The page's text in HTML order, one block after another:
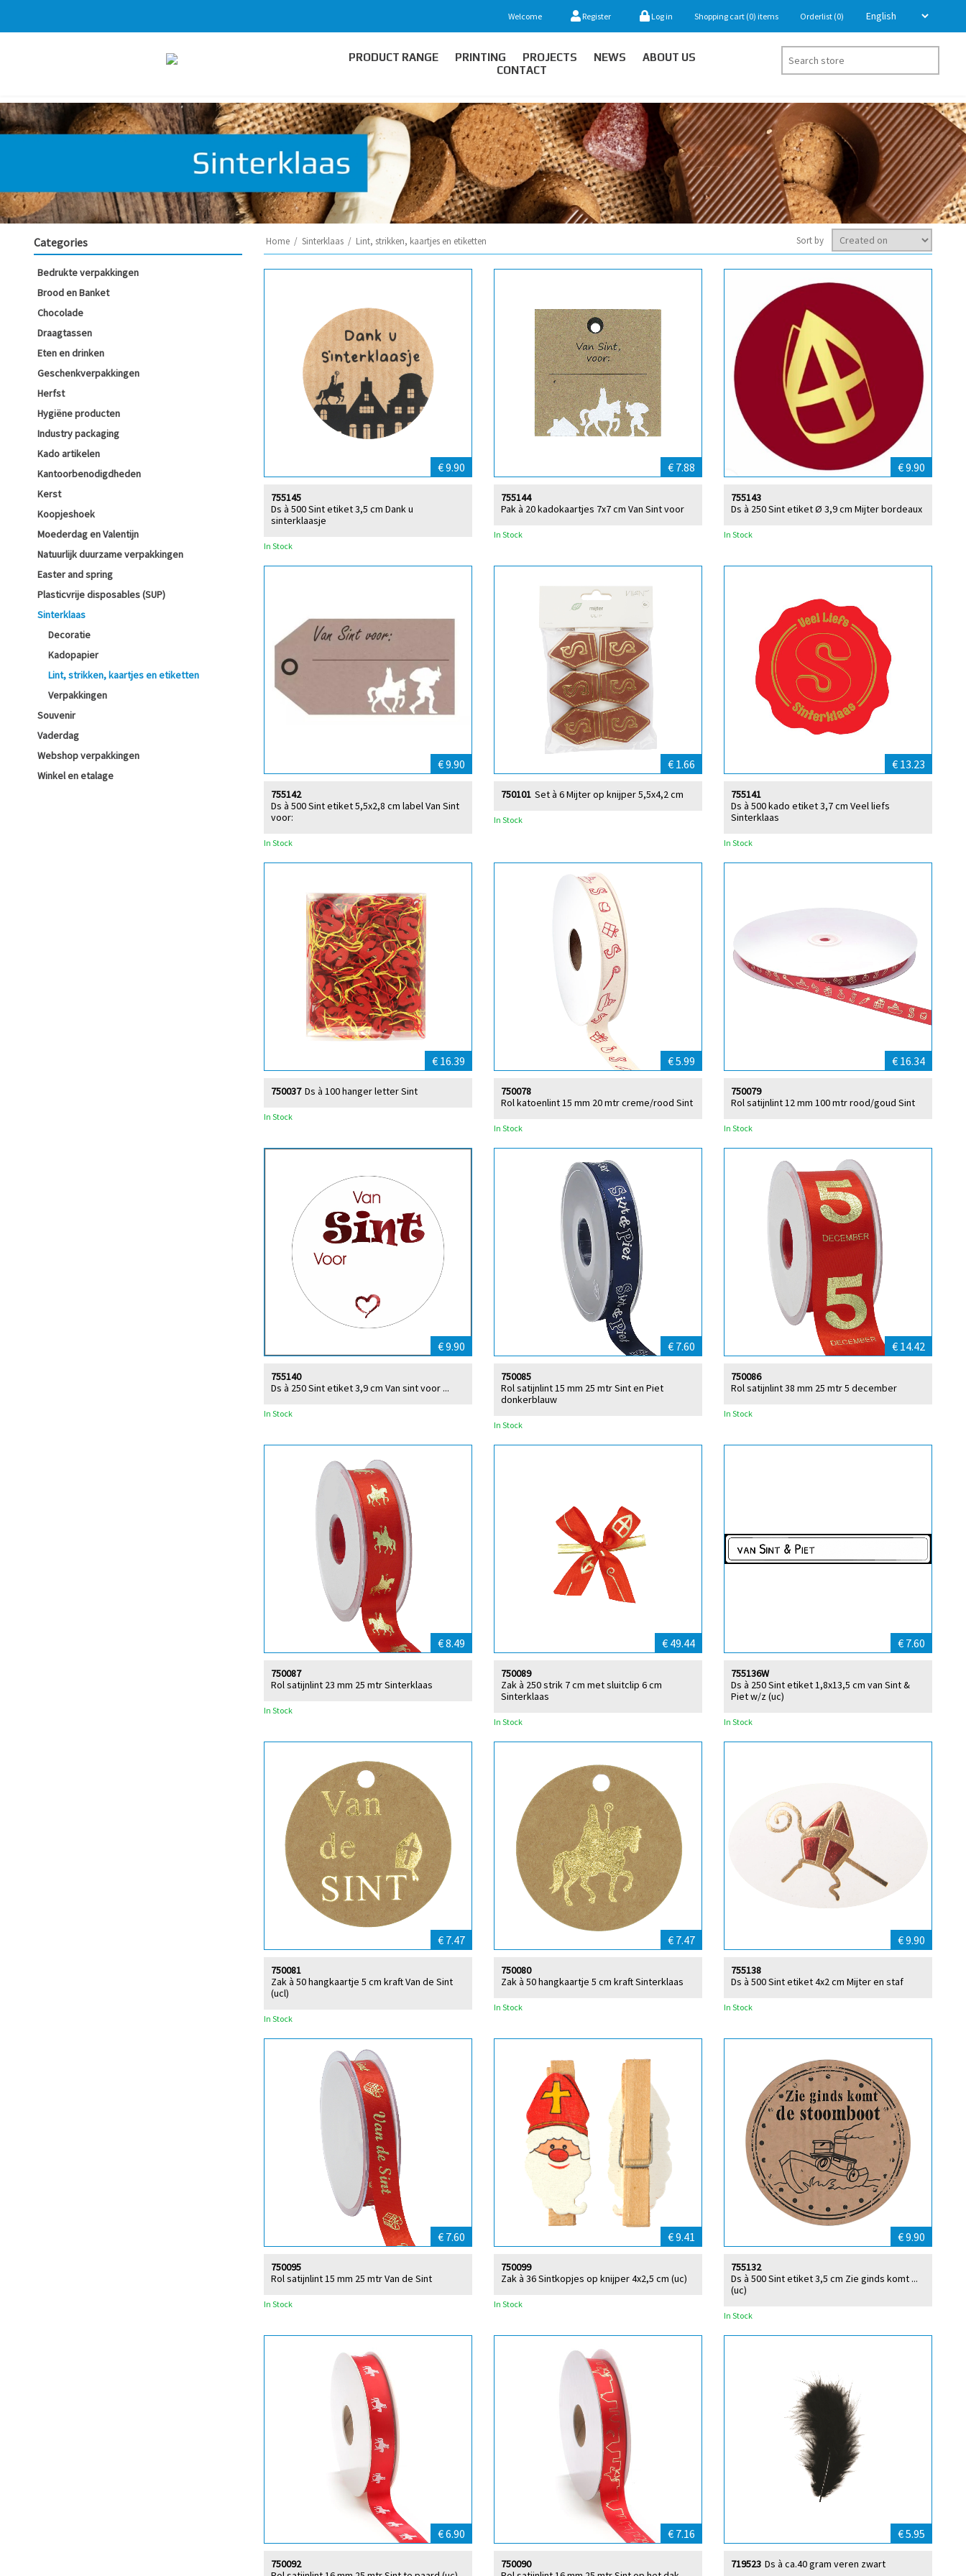
Welcome Register Log in Shopping cart (0) items Orderlist (0)
PRODUCT RANGE PRINTING PROJECTS NEWS
ABOUT US
CONTACT
Categories
Bedrukte verpakkingen
Brood en Banket
Chocolade
Draagtassen
Eten en drinken
Geschenkverpakkingen
Herfst
Hygiëne producten
Industry packaging
Kado artikelen
Kantoorbenodigdheden
Kerst
Koopjeshoek
Moederdag en Valentijn
Natuurlijk duurzame verpakkingen
Easter and spring
Plasticvrije disposables (SUP)
Sinterklaas
Decoratie
Kadopapier
Lint, strikken, kaartjes en etiketten
Verpakkingen
Souvenir
Vaderdag
Webshop verpakkingen
Winkel en etalage
Home / Sinterklaas / Lint, strikken, kaartjes en etiketten Sort by
€ 9.90
Ds à 500 Sint etiket 3,5 cm Dank u
sinterklaasje
755145
In Stock
€ 7.88
Pak à 20 kadokaartjes 7x7 cm Van Sint voor
755144
In Stock
€ 9.90
Ds à 250 Sint etiket Ø 3,9 cm Mijter bordeaux
755143
In Stock
€ 9.90
Ds à 500 Sint etiket 5,5x2,8 cm label Van Sint
voor:
755142
In Stock
€ 1.66
Set à 6 Mijter op knijper 5,5x4,2 cm
750101
In Stock
€ 13.23
Ds à 500 kado etiket 3,7 cm Veel liefs
Sinterklaas
755141
In Stock
€ 16.39
Ds à 100 hanger letter Sint
750037
In Stock
€ 5.99
Rol katoenlint 15 mm 20 mtr creme/rood Sint
750078
In Stock
€ 16.34
Rol satijnlint 12 mm 100 mtr rood/goud Sint
750079
In Stock
€ 9.90
Ds à 250 Sint etiket 3,9 cm Van sint voor ...
755140
In Stock
€ 7.60
Rol satijnlint 15 mm 25 mtr Sint en Piet
donkerblauw
750085
In Stock
€ 14.42
Rol satijnlint 38 mm 25 mtr 5 december
750086
In Stock
€ 8.49
Rol satijnlint 23 mm 25 mtr Sinterklaas
750087
In Stock
€ 49.44
Zak à 250 strik 7 cm met sluitclip 6 cm
Sinterklaas
750089
In Stock
€ 7.60
Ds à 250 Sint etiket 1,8x13,5 cm van Sint &
Piet w/z (uc)
755136W
In Stock
€ 7.47
Zak à 50 hangkaartje 5 cm kraft Van de Sint
(ucl)
750081
In Stock
€ 7.47
Zak à 50 hangkaartje 5 cm kraft Sinterklaas
750080
In Stock
€ 9.90
Ds à 500 Sint etiket 4x2 cm Mijter en staf
755138
In Stock
€ 7.60
Rol satijnlint 15 mm 25 mtr Van de Sint
750095
In Stock
€ 9.41
Zak à 36 Sintkopjes op knijper 4x2,5 cm (uc)
750099
In Stock
€ 9.90
Ds à 500 Sint etiket 3,5 cm Zie ginds komt ...
(uc)
755132
In Stock
€ 6.90
750092
€ 7.16
750090
€ 5.95
Ds à ca.40 gram veren zwart
719523